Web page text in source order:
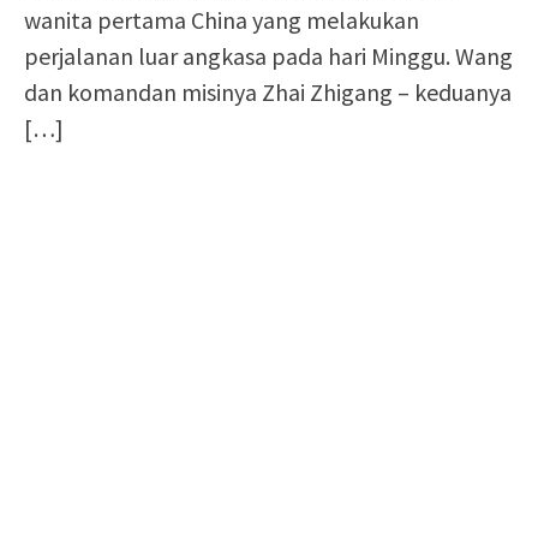
wanita pertama China yang melakukan
perjalanan luar angkasa pada hari Minggu. Wang
dan komandan misinya Zhai Zhigang – keduanya
[…]